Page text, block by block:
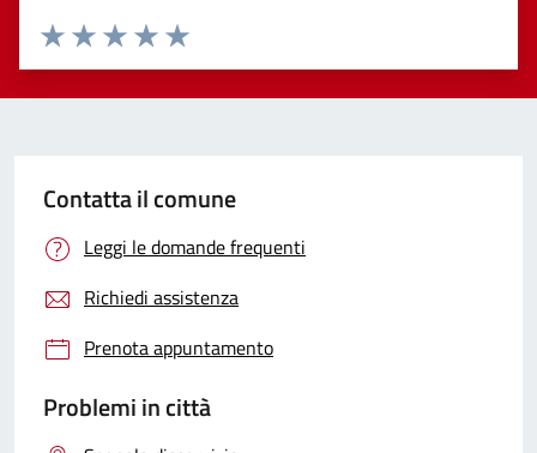
Valuta 5 stelle su 5
Valuta 4 stelle su 5
Valuta 3 stelle su 5
Valuta 2 stelle su 5
Valuta 1 stelle su 5
Contatta il comune
Leggi le domande frequenti
Richiedi assistenza
Prenota appuntamento
Problemi in città